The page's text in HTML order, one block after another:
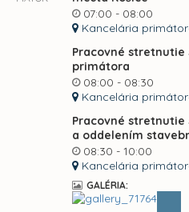
07:00 - 08:00
Kancelária
Pracovné stretnutie
primátora
08:00 - 08:30
Kancelária
Pracovné stretnutie
a oddelením
08:30 - 10:00
Kancelária
GALÉRIA: